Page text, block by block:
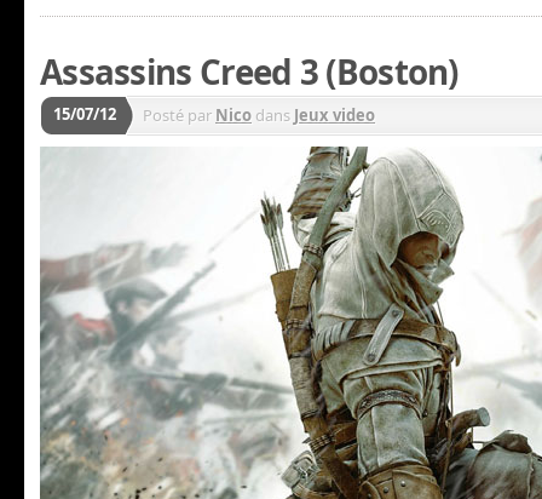
Assassins Creed 3 (Boston)
15/07/12 Posté par Nico dans Jeux video